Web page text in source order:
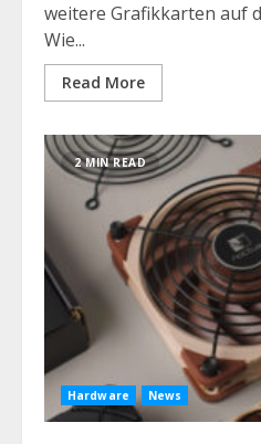
weitere Grafikkarten auf
Wie...
Read More
2 MIN READ
Hardware News